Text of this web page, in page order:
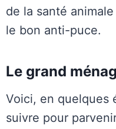
de la santé
le bon anti-puce.
Le grand
Voici, en quelques
suivre pour